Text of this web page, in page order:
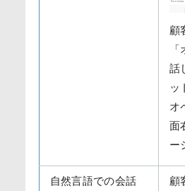
顧
話
ッ
オ
面
ー
自然言語での会話
顧